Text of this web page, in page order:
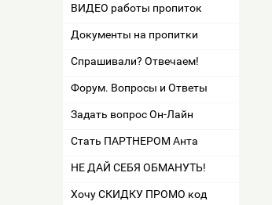
ВИДЕО работы пропиток
Документы на пропитки
Спрашивали? Отвечаем!
Форум. Вопросы и Ответы
Задать вопрос Он-Лайн
Стать ПАРТНЕРОМ Анта
НЕ ДАЙ СЕБЯ ОБМАНУТЬ!
Хочу СКИДКУ ПРОМО код